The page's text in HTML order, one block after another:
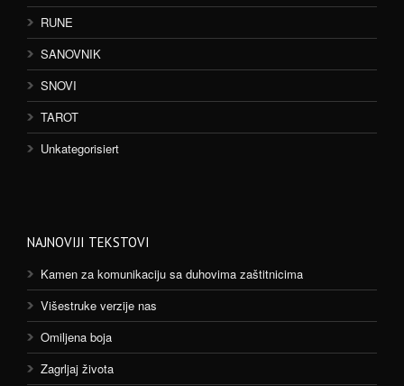
RUNE
SANOVNIK
SNOVI
TAROT
Unkategorisiert
NAJNOVIJI TEKSTOVI
Kamen za komunikaciju sa duhovima zaštitnicima
Višestruke verzije nas
Omiljena boja
Zagrljaj života